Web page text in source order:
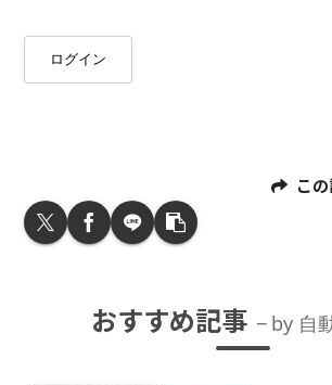
ログイン
こ
おすすめ記事 by 自